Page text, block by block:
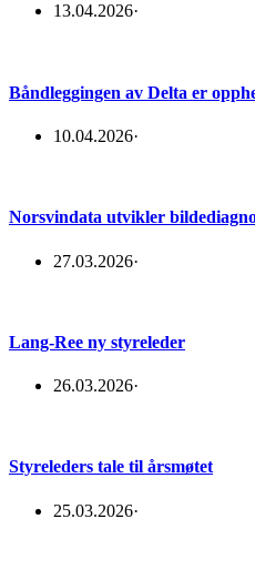
13.04.2026·
Båndleggingen av Delta er
10.04.2026·
Norsvindata utvikler
27.03.2026·
Lang-Ree ny styreleder
26.03.2026·
Styreleders tale til årsmøtet
25.03.2026·